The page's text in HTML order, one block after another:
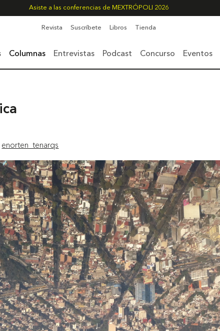
Asiste a las conferencias de MEXTRÓPOLI 2026
Revista Suscríbete Libros Tienda
Columnas Entrevistas Podcast Concurso Eventos
enorten_tenarqs